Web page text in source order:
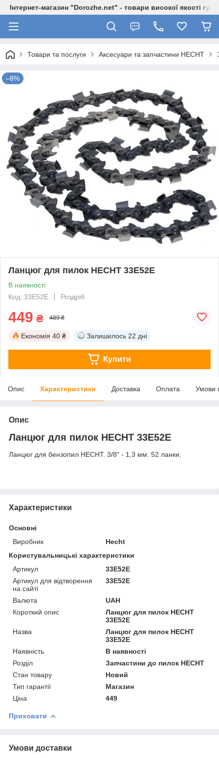
Інтернет-магазин "Dorozhe.net" - товари високої якості
Товари та послуги Аксесуари та запчастини HECHT
–8%
Ланцюг для пилок HECHT 33E52E
В наявності
Код: 33E52E
Роздріб
449 ₴ 489 ₴
Економія 40 ₴ Залишилось 22 дні
Купити
Опис Характеристики Доставка Оплата Умови
Опис
Ланцюг для пилок HECHT 33E52E
Ланцюг для бензопил HECHT. 3/8" - 1,3 мм. 52 ланки.
Характеристики
Основні
Виробник
Hecht
Користувальницькі характеристики
Артикул
33E52E
Артикул для відтворення
на сайті
33E52E
Валюта
UAH
Короткий опис
Ланцюг для пилок HECHT
33E52E
Назва
Ланцюг для пилок HECHT
33E52E
Наявність
В наявності
Розділ
Запчастини до пилок HECHT
Стан товару
Новий
Тип гарантії
Магазин
Ціна
449
Приховати
Умови доставки